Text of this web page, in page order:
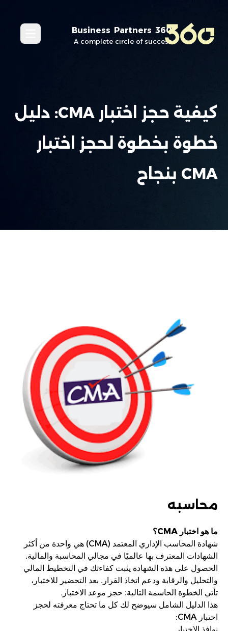
360 Business Partners
A complete circle of success
كيفية حجز اختبار CMA: دليل
خطوة بخطوة لحجز اختبار
CMA بنجاح
محاسبه
ما هو اختبار
؟
شهادة المحاسب الإداري المعتمد (CMA)
هي واحدة من أكثر
الشهادات المعترف بها عالميًا في مجالي المحاسبة والمالية.
الحصول على هذه الشهادة يثبت كفاءتك في التخطيط المالي
والتحليل والرقابة ودعم اتخاذ القرار. بعد التحضير للاختبار،
تأتي الخطوة الحاسمة التالية: حجز موعد الاختبار .
هذا الدليل الشامل سيوضح لك كل ما تحتاج معرفته لحجز
اختبار
نوافذ الاختبار